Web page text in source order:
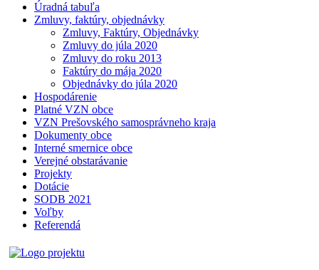
Úradná tabuľa
Zmluvy, faktúry, objednávky
Zmluvy, Faktúry, Objednávky
Zmluvy do júla 2020
Zmluvy do roku 2013
Faktúry do mája 2020
Objednávky do júla 2020
Hospodárenie
Platné VZN obce
VZN Prešovského samosprávneho kraja
Dokumenty obce
Interné smernice obce
Verejné obstarávanie
Projekty
Dotácie
SODB 2021
Voľby
Referendá